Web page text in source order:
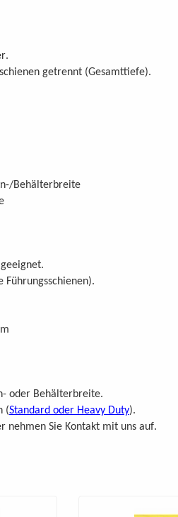
.
getrennt (Gesamttiefe).
Behälterbreite
.
Führungsschienen).
oder Behälterbreite.
(Standard oder Heavy Duty).
nehmen Sie Kontakt mit uns auf.